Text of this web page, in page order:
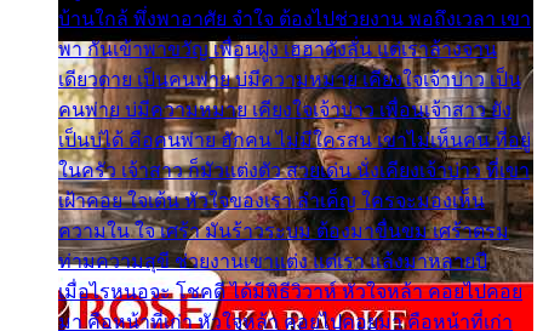
บ้านใกล้ พึ่งพาอาศัย จำใจ ต้องไปช่วยงาน พอถึงเวลา เขา
พา กันเข้าพาขวัญ เพื่อนฝูง เฮฮาดังลั่น แต่เราล้างจาน
เดียวดาย เป็นคนพ่าย บ่มีความหมาย เคียงใจเจ้าบ่าว เป็น
คนพ่าย บ่มีความหมาย เคียงใจเจ้าบ่าว เพื่อนเจ้าสาว ยัง
เป็นบ่ได้ คือคนพ่าย ฮักคน ไม่มีใครสน เขาไม่เห็นคน ที่อยู่
ในครัว เจ้าสาว ก็มัวแต่งตัว สวยเด่น นั่งเคียงเจ้าบ่าว ที่เขา
เฝ้าคอย ใจเต้น หัวใจของเรา ลำเค็ญ ใครจะมองเห็น
ความใน ใจ เศร้า มันร้าวระบม ต้องมาขื่นขม เศร้าตรม
ท่ามความสุขี ช่วยงานเขาแต่ง แต่เรา แล้งมาหลายปี
เมื่อไรหนอจะ โชคดี ได้มีพิธีวิวาห์ หัวใจหล้า คอยไปคอย
มา คือหน้าที่เก่า หัวใจหล้า คอยไปคอยมา คือหน้าที่เก่า